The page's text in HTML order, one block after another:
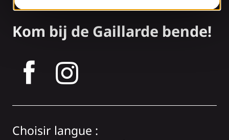
Kom bij de Gaillarde bende!
Choisir langue :